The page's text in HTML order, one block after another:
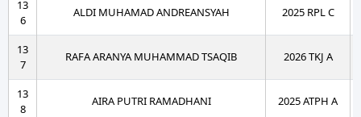
13
6
ALDI MUHAMAD ANDREANSYAH 2025 RPL C
13
7
RAFA ARANYA MUHAMMAD TSAQIB 2026 TKJ A
13
8
AIRA PUTRI RAMADHANI 2025 ATPH A